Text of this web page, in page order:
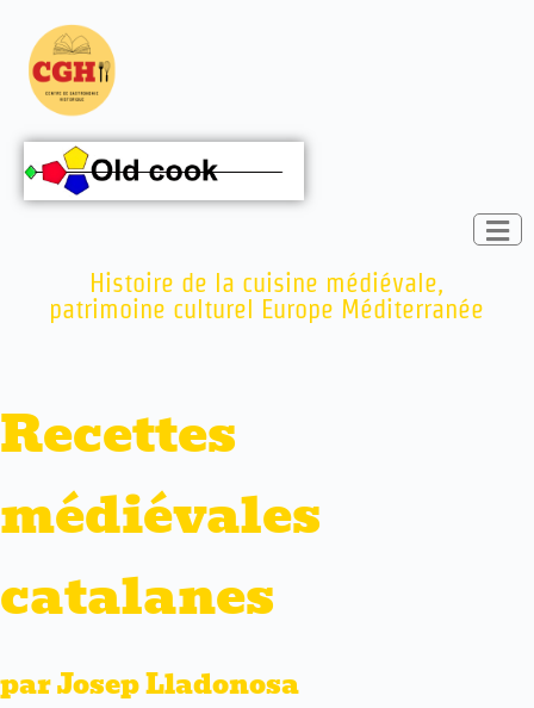
Histoire de la cuisine médiévale,
patrimoine culturel Europe Méditerranée
Recettes
médiévales
catalanes
par Josep Lladonosa